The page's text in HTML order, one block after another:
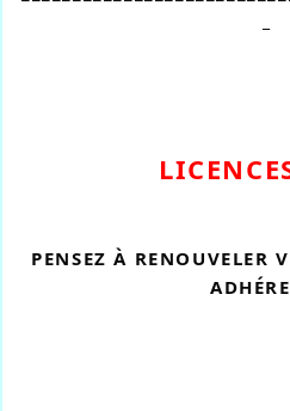
PENSEZ À RENOUVELER